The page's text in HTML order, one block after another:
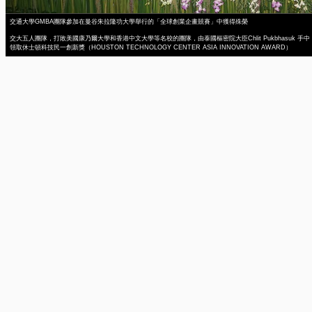
交通大學GMBA團隊參加在曼谷朱拉隆功大學舉行的「全球創業企畫競賽」中獲得殊榮
交大五人團隊，打敗美國康乃爾大學和香港中文大學等名校的團隊，由泰國樞密院大臣Chlit Pukbhasuk 手中
領取休士頓科技民一創新獎（HOUSTON TECHNOLOGY CENTER ASIA INNOVATION AWARD）